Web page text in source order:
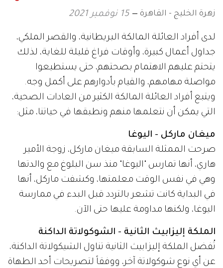
زهرة الخليج - القاهرة 15 نوفمبر 2021
لدى أفراد العائلة المالكة البريطانية، والقصر الملكي،
جداول أعمال كبيرة، وأوقات فراغ قليلة للغاية، لذلك
يتحتم عليهم الاهتمام بصحتهم، حتى يستطيعوا
مواصلة مهامهم، والقيام بأدوارهم على أكمل وجه.
ويتبع أفراد العائلة المالكة الكثير من العادات الصحية،
التي يمكن أن نتعلمها منهم ونطبقها في حياتنا، مثل:
ميغان ماركل - اليوغا
صرحت الممثلة السابقة ميغان ماركل، زوجة الأمير
هاري، أنها تمارس "اليوغا" منذ سن البلوغ مع والدتها
وهي في نفس الوقت معلمتها، وكشفت ماركل، أنها
في البداية كانت تشعر بالتردد قبل البدء في ممارسة
اليوغا، ولكنها مداومة عليها حتى الآن.
الملكة إليزابيث الثانية - الشوكولاتة الداكنة
تُفضل الملكة إليزابيث الثانية تناول الشيكولاتة الداكنة،
عن أي نوع شوكولاتة آخر، ووفقاً لتصريحات أحد الطهاة